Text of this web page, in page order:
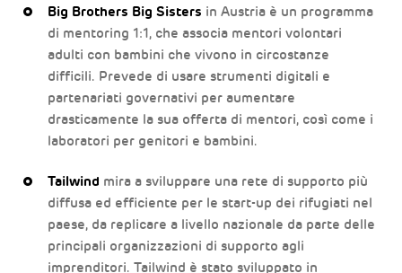
Big Brothers Big Sisters in Austria è un programma
di mentoring 1:1, che associa mentori volontari
adulti con bambini che vivono in circostanze
difficili. Prevede di usare strumenti digitali e
partenariati governativi per aumentare
drasticamente la sua offerta di mentori, così come i
laboratori per genitori e bambini.
Tailwind mira a sviluppare una rete di supporto più
diffusa ed efficiente per le start-up dei rifugiati nel
paese, da replicare a livello nazionale da parte delle
principali organizzazioni di supporto agli
imprenditori. Tailwind è stato sviluppato in